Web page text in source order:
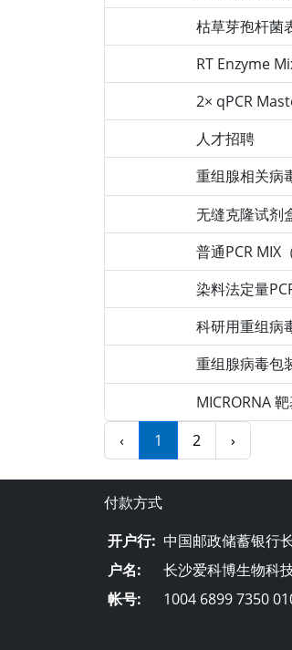
枯草芽孢杆菌
RT Enzyme
2× qPCR
人才招聘
重组腺相关病
无缝克隆试剂
普通PCR MIX
染料法定量
科研用重组病
重组腺病毒包
MICRORNA
‹
1 2 ›
付款方式
开户行: 中国邮政储蓄银行
户名:
长沙爱科博生物科
帐号:
1004 6899 7350